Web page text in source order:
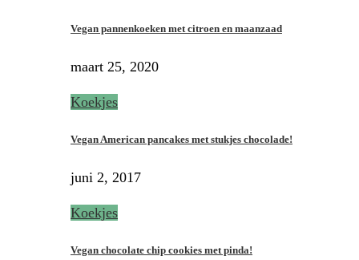
Vegan pannenkoeken met citroen en maanzaad
maart 25, 2020
Koekjes
Vegan American pancakes met stukjes chocolade!
juni 2, 2017
Koekjes
Vegan chocolate chip cookies met pinda!